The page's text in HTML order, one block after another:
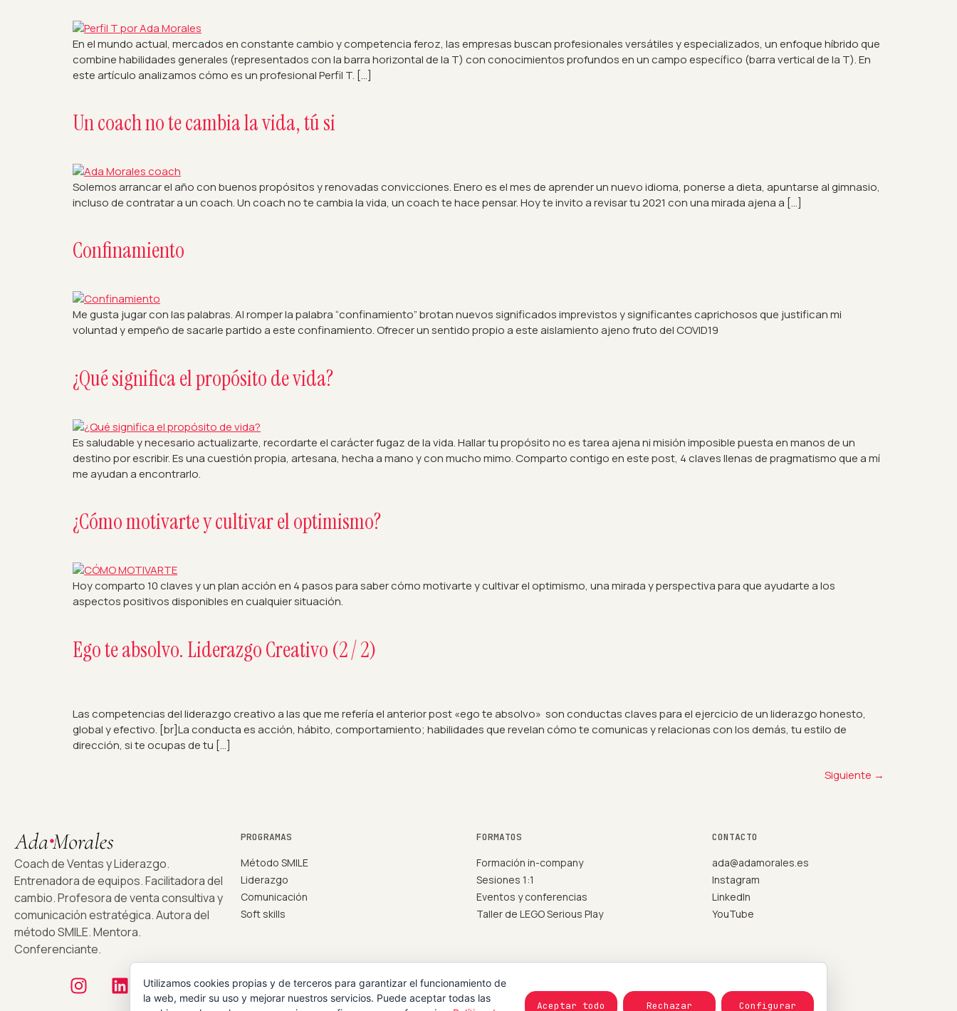
En el mundo actual, mercados en constante cambio y competencia feroz, las empresas buscan profesionales versátiles y especializados, un enfoque híbrido que
combine habilidades generales (representados con la barra horizontal de la T) con conocimientos profundos en un campo específico (barra vertical de la T). En
este artículo analizamos cómo es un profesional Perfil T. […]
Un coach no te cambia la vida, tú si
Solemos arrancar el año con buenos propósitos y renovadas convicciones. Enero es el mes de aprender un nuevo idioma, ponerse a dieta, apuntarse al gimnasio,
incluso de contratar a un coach. Un coach no te cambia la vida, un coach te hace pensar. Hoy te invito a revisar tu 2021 con una mirada ajena a […]
Confinamiento
Me gusta jugar con las palabras. Al romper la palabra “confinamiento” brotan nuevos significados imprevistos y significantes caprichosos que justifican mi
voluntad y empeño de sacarle partido a este confinamiento. Ofrecer un sentido propio a este aislamiento ajeno fruto del COVID19
¿Qué significa el propósito de vida?
Es saludable y necesario actualizarte, recordarte el carácter fugaz de la vida. Hallar tu propósito no es tarea ajena ni misión imposible puesta en manos de un
destino por escribir. Es una cuestión propia, artesana, hecha a mano y con mucho mimo. Comparto contigo en este post, 4 claves llenas de pragmatismo que a mí
me ayudan a encontrarlo.
¿Cómo motivarte y cultivar el optimismo?
Hoy comparto 10 claves y un plan acción en 4 pasos para saber cómo motivarte y cultivar el optimismo, una mirada y perspectiva para que ayudarte a los
aspectos positivos disponibles en cualquier situación.
Ego te absolvo. Liderazgo Creativo (2 / 2)
Las competencias del liderazgo creativo a las que me refería el anterior post «ego te absolvo» son conductas claves para el ejercicio de un liderazgo honesto,
global y efectivo. [br]La conducta es acción, hábito, comportamiento; habilidades que revelan cómo te comunicas y relacionas con los demás, tu estilo de
dirección, si te ocupas de tu […]
Siguiente →
Coach de Ventas y Liderazgo.
Entrenadora de equipos. Facilitadora del
cambio. Profesora de venta consultiva y
comunicación estratégica. Autora del
método SMILE. Mentora.
Conferenciante.
PROGRAMAS
Método SMILE
Liderazgo
Comunicación
Soft skills
FORMATOS
Formación in-company
Sesiones 1:1
Eventos y conferencias
Taller de LEGO Serious Play
CONTACTO
ada@adamorales.es
Instagram
LinkedIn
YouTube
Utilizamos cookies propias y de terceros para garantizar el funcionamiento de
la web, medir su uso y mejorar nuestros servicios. Puede aceptar todas las
Aceptar todo Rechazar Configurar